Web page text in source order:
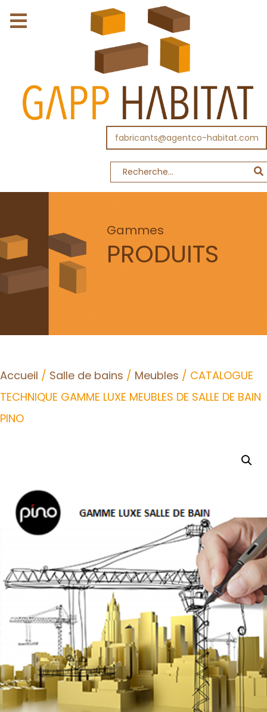
fabricants@agentco-habitat.com
Gammes
PRODUITS
Accueil / Salle de bains / Meubles / CATALOGUE
TECHNIQUE GAMME LUXE MEUBLES DE SALLE DE BAIN
PINO